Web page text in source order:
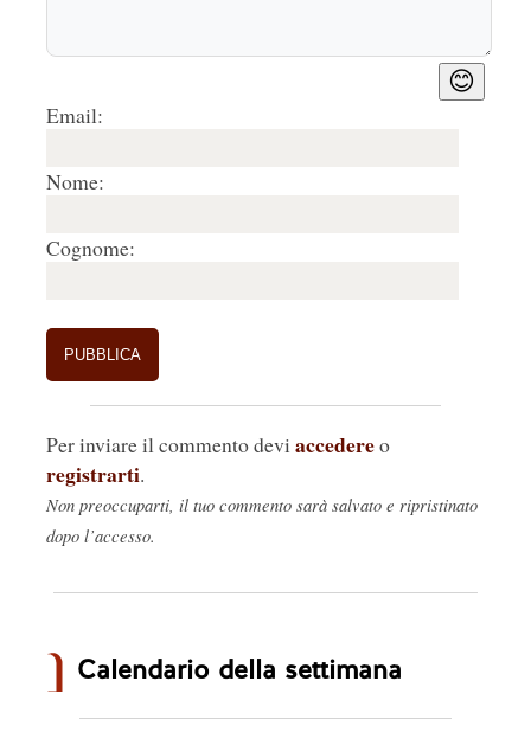
😊
Email:
Nome:
Cognome:
Per inviare il commento devi accedereo
registrarti.
Non preoccuparti, il tuo commento sarà salvato e ripristinato
dopo l’accesso.
Calendario della settimana